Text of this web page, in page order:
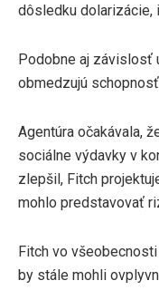
dôsledku dolarizácie,
Podobne aj závislosť
obmedzujú
Agentúra očakávala,
sociálne výdavky v
zlepšil, Fitch
mohlo predstavovať
Fitch vo
by stále mohli